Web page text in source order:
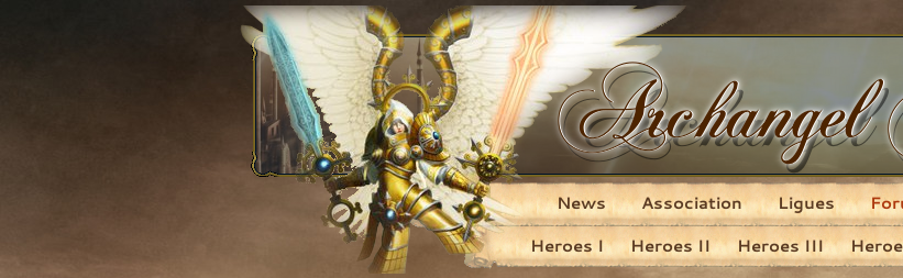
Heroes I Heroes II Heroes III
News Association Ligues